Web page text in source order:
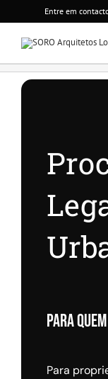
to
content
Entre em
PARA
Para